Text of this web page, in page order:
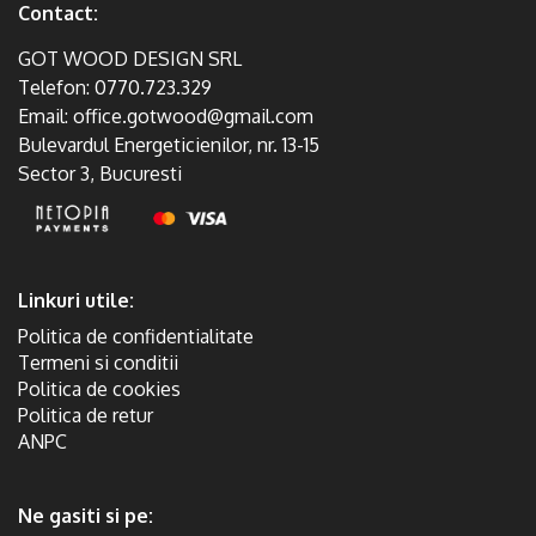
Contact:
GOT WOOD DESIGN SRL
Telefon: 0770.723.329
Email: office.gotwood@gmail.com
Bulevardul Energeticienilor, nr. 13-15
Sector 3, Bucuresti
Linkuri utile:
Politica de confidentialitate
Termeni si conditii
Politica de cookies
Politica de retur
ANPC
Ne gasiti si pe: